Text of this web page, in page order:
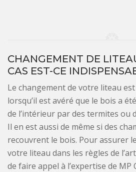
CHANGEMENT DE
CAS EST-CE
Le changement de votre liteau
lorsqu’il est avéré que le bois a
de l’intérieur par des termites ou
Il en est aussi de même si des
recouvrent le bois. Pour assurer
votre liteau dans les règles de
de faire appel à l’expertise de